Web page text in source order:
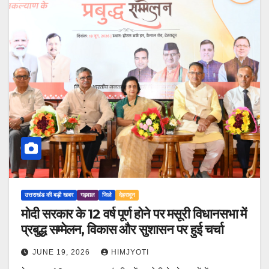
उत्तराखंड की बड़ी खबर गढ़वाल जिले देहरादून
मोदी सरकार के 12 वर्ष पूर्ण होने पर मसूरी विधानसभा में
प्रबुद्ध सम्मेलन, विकास और सुशासन पर हुई चर्चा
JUNE 19, 2026 HIMJYOTI